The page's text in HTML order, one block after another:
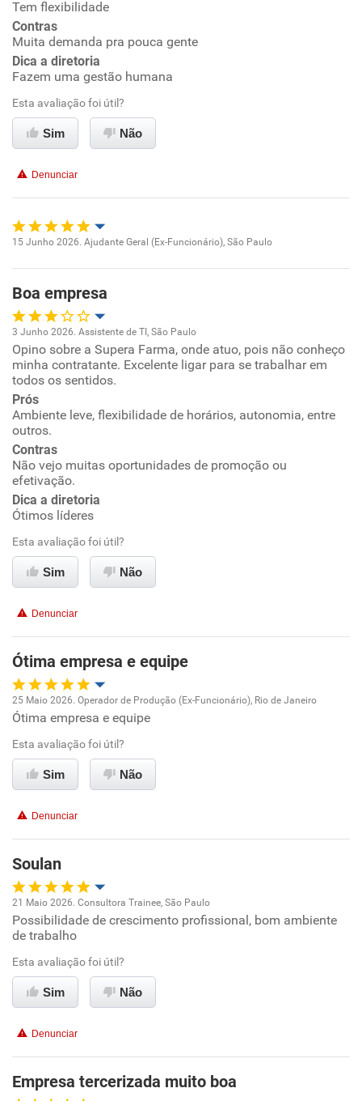
Ambiente de trabalho
Conciliação com a vida familiar
Recomenda esta empresa
Tem flexibilidade
Contras
Muita demanda pra pouca gente
Dica a diretoria
Fazem uma gestão humana
Esta avaliação foi útil?
Sim Não
Denunciar
Ambiente de trabalho
Conciliação com a vida familiar
Benefícios
Recomenda esta empresa
Recomenda a diretoria
15 Junho 2026. Ajudante Geral (Ex-Funcionário), São Paulo
Boa empresa
Oportunidade de promoção
Conciliação com a vida familiar
Benefícios
Recomenda esta empresa
Recomenda a diretoria
3 Junho 2026. Assistente de TI, São Paulo
Opino sobre a Supera Farma, onde atuo, pois não conheço
minha contratante. Excelente ligar para se trabalhar em
todos os sentidos.
Prós
Ambiente leve, flexibilidade de horários, autonomia, entre
outros.
Contras
Não vejo muitas oportunidades de promoção ou
efetivação.
Dica a diretoria
Ótimos líderes
Esta avaliação foi útil?
Sim Não
Denunciar
Ótima empresa e equipe
Oportunidade de promoção
Ambiente de trabalho
Benefícios
Recomenda esta empresa
25 Maio 2026. Operador de Produção (Ex-Funcionário), Rio de Janeiro
Ótima empresa e equipe
Esta avaliação foi útil?
Sim Não
Denunciar
Soulan
Oportunidade de promoção
Ambiente de trabalho
Conciliação com a vida familiar
Recomenda esta empresa
21 Maio 2026. Consultora Trainee, São Paulo
Possibilidade de crescimento profissional, bom ambiente
de trabalho
Esta avaliação foi útil?
Sim Não
Denunciar
Empresa tercerizada muito boa